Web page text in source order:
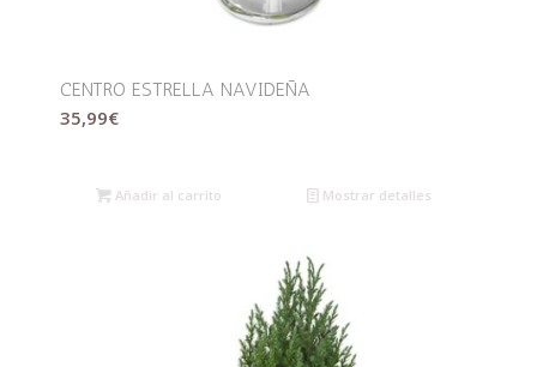
CENTRO ESTRELLA NAVIDEÑA
35,99€
Añadir al carrito Mostrar detalles